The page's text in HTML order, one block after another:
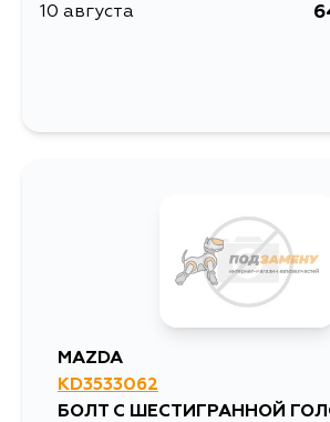
10 августа
MAZDA
KD3533062
БОЛТ С ШЕСТИГРАННОЙ